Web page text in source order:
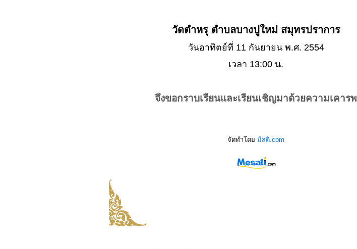
วัดตำหรุ ตำบลบางปูใหม่ สมุทรปราการ
วันอาทิตย์ที่ 11 กันยายน พ.ศ. 2554
เวลา 13:00 น.
จึงขอกราบเรียนและเรียนเชิญมาด้วยความเคารพ
จัดทำโดย มีสติ.com